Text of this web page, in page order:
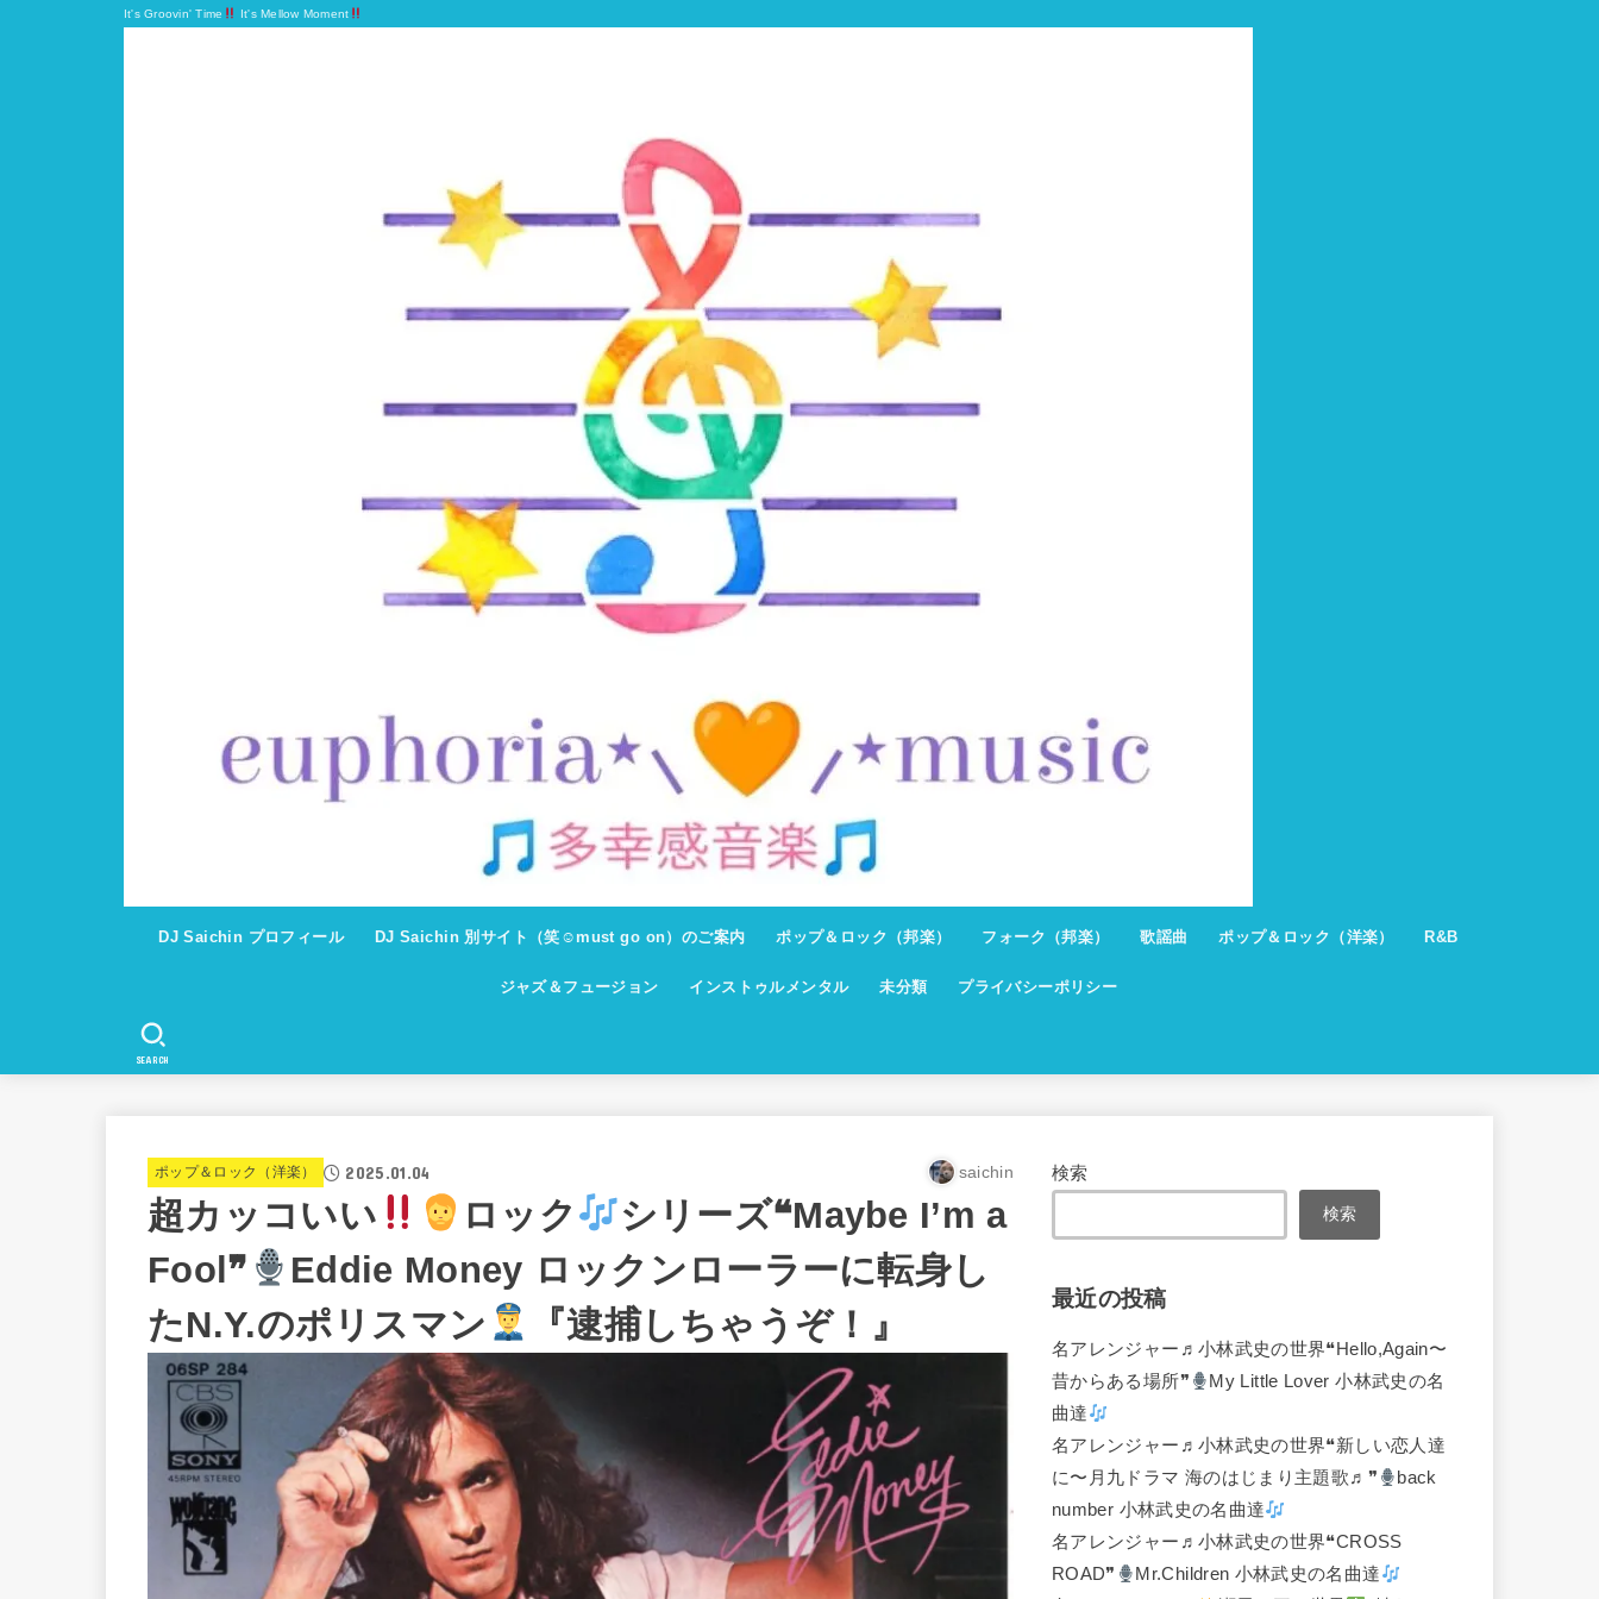
It's Groovin' Time It's Mellow Moment
DJ Saichin プロフィール DJ Saichin 別サイト（笑☺must go on）のご案内 ポップ＆ロック（邦楽） フォーク（邦楽） 歌謡曲 ポップ＆ロック（洋楽） R&B
ジャズ＆フュージョン インストゥルメンタル 未分類 プライバシーポリシー
SEARCH
ポップ＆ロック（洋楽） 2025.01.04 saichin
超カッコいい ロック
シリーズ❝Maybe I’m a
Fool❞
Eddie Money ロックンローラーに転身し
たN.Y.のポリスマン
『逮捕しちゃうぞ！』
検索
検索
最近の投稿
名アレンジャー♬ 小林武史の世界❝Hello,Again〜
昔からある場所❞
My Little Lover 小林武史の名
曲達
名アレンジャー♬ 小林武史の世界❝新しい恋人達
に〜月九ドラマ 海のはじまり主題歌♬❞
back
number 小林武史の名曲達
名アレンジャー♬ 小林武史の世界❝CROSS
ROAD❞
Mr.Children 小林武史の名曲達